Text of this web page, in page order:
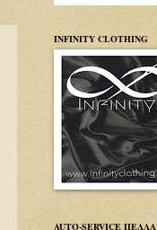
INFINITY CLOTHING
AUTO-SERVICE ΠΕΛΛΑ